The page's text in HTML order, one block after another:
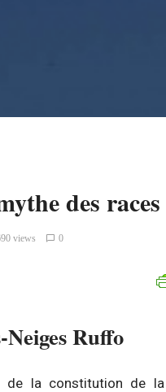
des races
views 0
Ruffo
de la constitution de